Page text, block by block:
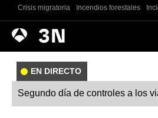
Crisis migratoria Incendios forestales
Antena
3
Noticias
EN DIRECTO
Segundo día de controles a los